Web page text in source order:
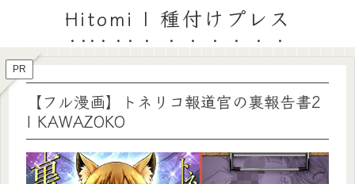
Hitomi | 種付けプレス
PR
【フル漫画】トネリコ報道官の裏報告書2
| KAWAZOKO